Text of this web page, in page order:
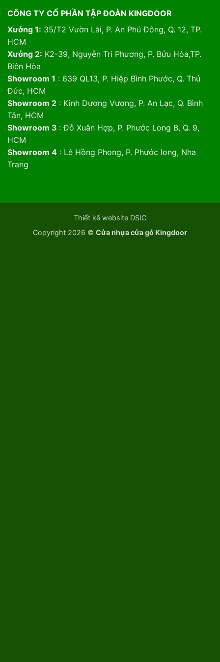
CÔNG TY CỔ PHẦN TẬP ĐOÀN KINGDOOR
Xưởng 1: 35/T2 Vườn Lài, P. An Phú Đông, Q. 12, TP.
HCM
Xưởng 2: K2-39, Nguyễn Tri Phương, P. Bửu Hòa,TP.
Biên Hòa
Showroom 1 : 639 QL13, P. Hiệp Bình Phước, Q. Thủ
Đức, HCM
Showroom 2: Kinh Dương Vương, P. An Lạc, Q. Bình
Tân, HCM
Showroom 3 : Đỗ Xuân Hợp, P. Phước Long B, Q. 9,
HCM
Showroom 4: Lê Hồng Phong, P. Phước long, Nha
Trang
Thiết kế website DSIC
Copyright 2026 © Cửa nhựa cửa gỗ Kingdoor